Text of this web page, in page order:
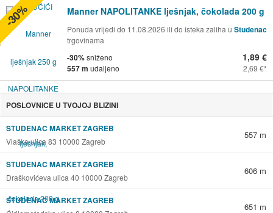
Manner NAPOLITANKE lješnjak, čokolada 200 g
Ponuda vrijedi do 11.08.2026 ili do isteka zaliha u Studenac
trgovinama
-30%sniženo
557 m udaljeno
1,89 €
2,69 €
-30%
POSLOVNICE U TVOJOJ BLIZINI
STUDENAC MARKET ZAGREB
Vlaška ulica 83 10000 Zagreb
557 m
STUDENAC MARKET ZAGREB
Draškovićeva ulica 40 10000 Zagreb
606 m
STUDENAC MARKET ZAGREB
651 m